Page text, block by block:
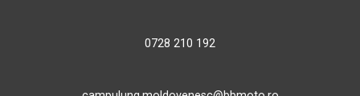
0728 210 192